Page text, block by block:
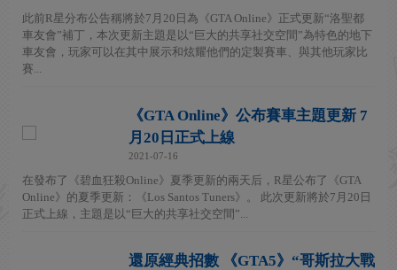
此前R星分布公告稱將於7月20日為《GTA Online》正式更新“洛聖都
車友會”補丁，本次更新主題是以“巨大的共享社交空間”為特色的地下
車友會，玩家可以在其中展示和炫耀他們的定製賽車、與其他玩家比
賽...
《GTA Online》公布賽車主題更新 7
月20日正式上線
2021-07-16
在發布了《碧血狂殺Online》夏季更新的兩天后，R星公布了《GTA
Online》的夏季更新：《Los Santos Tuners》。 此次更新將於7月20日
正式上線，主題是以“巨大的共享社交空間”...
還原經典招數 《GTA5》“哥斯拉大戰